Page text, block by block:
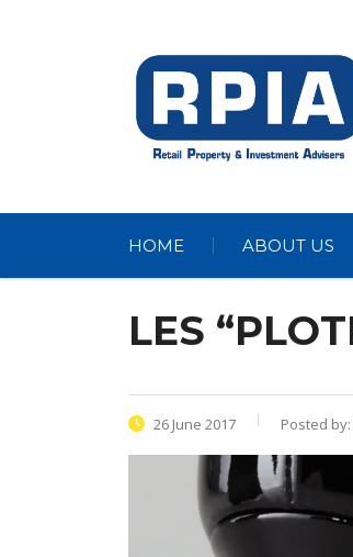
HOME ABOUT US
LES
26 June 2017 Posted by: